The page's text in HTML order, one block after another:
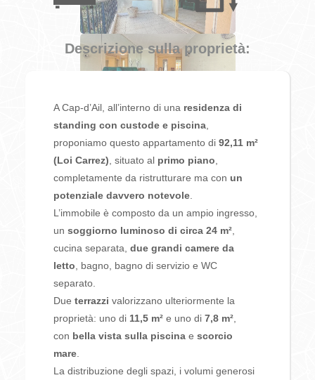
Descrizione sulla proprietà:
A Cap-d’Ail, all’interno di una residenza di
standing con custode e piscina
proponiamo questo appartamento di92,11 m²
(Loi Carrez) , situato al primo piano
completamente da ristrutturare ma con un
potenziale davvero notevole
L’immobile è composto da un ampio ingresso,
unsoggiorno luminoso di circa 24 m²
cucina separata,due grandi camere da
letto , bagno, bagno di servizio e WC
separato.
Dueterrazzi valorizzano ulteriormente la
proprietà: uno di 11,5 m² e uno di7,8 m²
con bella vista sulla piscina escorcio
mare
La distribuzione degli spazi, i volumi generosi